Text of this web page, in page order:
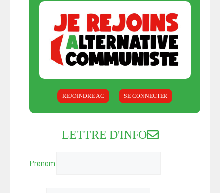
REJOINDRE AC SE CONNECTER
LETTRE D'INFO
Prénom